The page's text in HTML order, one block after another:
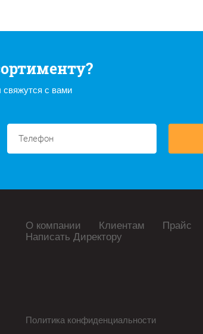
с вами
О компании Клиентам Прайс
Написать Директору
Политика конфиденциальности